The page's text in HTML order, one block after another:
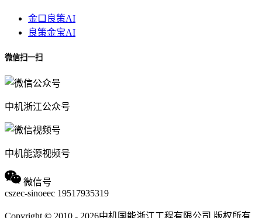
金口良策AI
良策金宝AI
微信扫一扫
中机浙江公众号
中机能源视频号
微信号
cszec-sinoeec 19517935319